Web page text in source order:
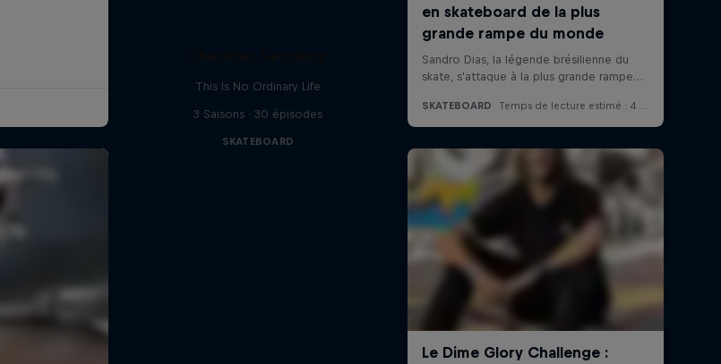
This Is No Ordinary Life
3 Saisons · 30 épisodes
SKATEBOARD